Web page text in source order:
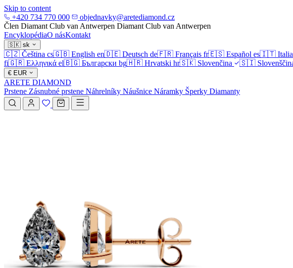
Skip to content
+420 734 770 000
objednavky@aretediamond.cz
Člen Diamant Club van Antwerpen Diamant Club van Antwerpen
EncyklopédiaO násKontakt
🇸🇰 sk
🇨🇿 Čeština cs🇬🇧 English en🇩🇪 Deutsch de🇫🇷 Français fr🇪🇸 Español es🇮🇹
fi🇬🇷 Ελληνικά el🇧🇬 Български bg🇭🇷 Hrvatski hr🇸🇰 Slovenčina 🇸🇮
€ EUR
ARETE DIAMOND
Prstene Zásnubné prstene Náhrelníky Náušnice Náramky Šperky Diamanty